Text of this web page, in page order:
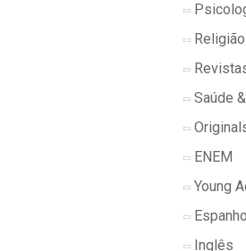
Religião
Saúde
ENEM
Young
Inglês